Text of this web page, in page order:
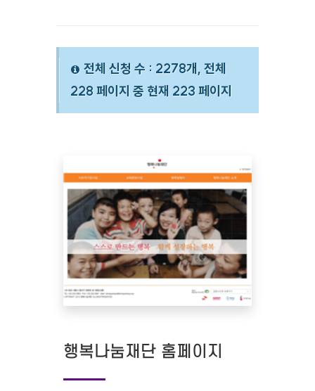
전체 신청 수 : 2278개, 전체
228 페이지 중 현재 223 페이지
행복나눔재단 홈페이지